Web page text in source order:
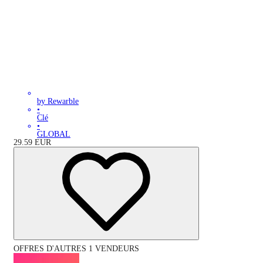
by Rewarble
•
Clé
•
GLOBAL
29.59 EUR
OFFRES D'AUTRES 1 VENDEURS